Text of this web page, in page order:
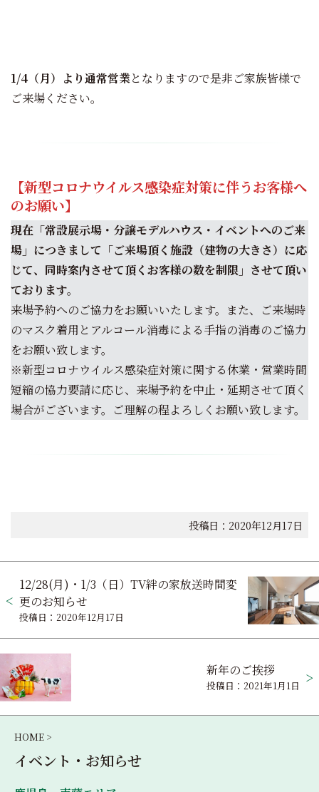
1/4（月）より通常営業となりますので是非ご家族皆様で
ご来場ください。
【新型コロナウイルス感染症対策に伴うお客様へ
のお願い】
現在「常設展示場・分譲モデルハウス・イベントへのご来
場」につきまして「ご来場頂く施設（建物の大きさ）に応
じて、同時案内させて頂くお客様の数を制限」させて頂い
ております。
来場予約へのご協力をお願いいたします。また、ご来場時
のマスク着用とアルコール消毒による手指の消毒のご協力
をお願い致します。
※新型コロナウイルス感染症対策に関する休業・営業時間
短縮の協力要請に応じ、来場予約を中止・延期させて頂く
場合がございます。ご理解の程よろしくお願い致します。
投稿日：2020年12月17日
投
稿
ナ
ビ
ゲ
ー
シ
ョ
12/28(月)・1/3（日）TV絆の家放送時間変
更のお知らせ
投稿日：2020年12月17日
新年のご挨拶
投稿日：2021年1月1日
HOME >
イベント・お知らせ